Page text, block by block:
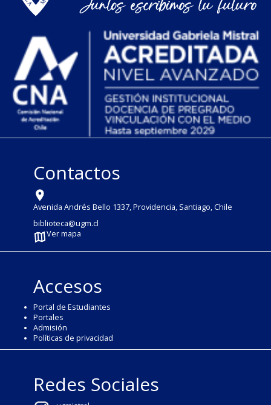
Contactos
Avenida Andrés Bello 1337, Providencia, Santiago, Chile
biblioteca@ugm.cl
Ver mapa
Accesos
Portal de Estudiantes
Portales
Admisión
Políticas de privacidad
Redes Sociales